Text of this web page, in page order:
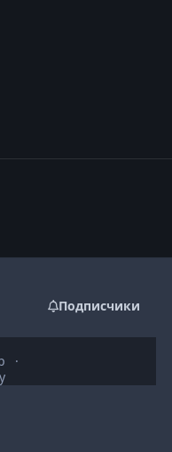
слайд карусели
слайд карусели
Подписчики